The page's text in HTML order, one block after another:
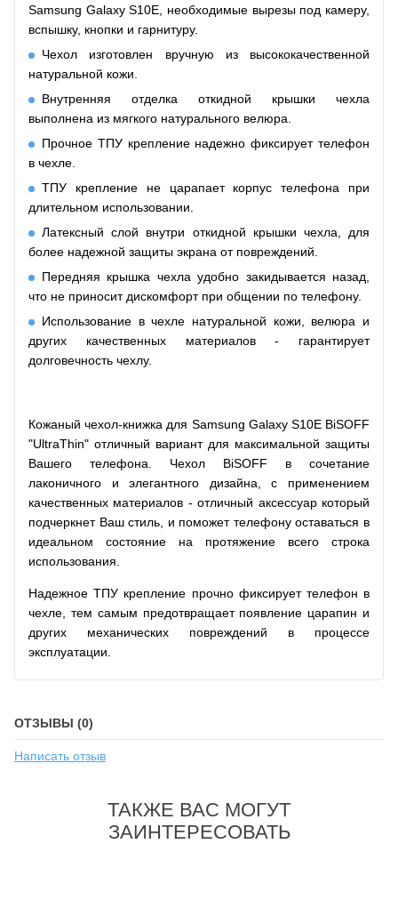
Samsung Galaxy S10E, необходимые вырезы под камеру,
вспышку, кнопки и гарнитуру.
Чехол изготовлен вручную из высококачественной
натуральной кожи.
Внутренняя отделка откидной крышки чехла
выполнена из мягкого натурального велюра.
Прочное ТПУ крепление надежно фиксирует телефон
в чехле.
ТПУ крепление не царапает корпус телефона при
длительном использовании.
Латексный слой внутри откидной крышки чехла, для
более надежной защиты экрана от повреждений.
Передняя крышка чехла удобно закидывается назад,
что не приносит дискомфорт при общении по телефону.
Использование в чехле натуральной кожи, велюра и
других качественных материалов - гарантирует
долговечность чехлу.
Кожаный чехол-книжка для Samsung Galaxy S10E BiSOFF
"UltraThin" отличный вариант для максимальной защиты
Вашего телефона. Чехол BiSOFF в сочетание
лаконичного и элегантного дизайна, с применением
качественных материалов - отличный аксессуар который
подчеркнет Ваш стиль, и поможет телефону оставаться в
идеальном состояние на протяжение всего строка
использования.
Надежное ТПУ крепление прочно фиксирует телефон в
чехле, тем самым предотвращает появление царапин и
других механических повреждений в процессе
эксплуатации.
ОТЗЫВЫ (0)
Написать отзыв
ТАКЖЕ ВАС МОГУТ
ЗАИНТЕРЕСОВАТЬ